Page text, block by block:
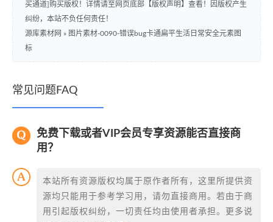
买通道]购买版权！详情请至网页底部【版权声明】查看！因版权产生
纠纷，本站不负任何责任！
源库素材网 » 图片素材-0090-错误bug卡通扁平生活日常安全元素图
标
常见问题FAQ
免费下载或者VIP会员专享资源能否直接商
用？
本站所有资源版权均属于原作者所有，这里所提供资
源均只能用于参考学习用，请勿直接商用。若由于商
用引起版权纠纷，一切责任均由使用者承担。更多说